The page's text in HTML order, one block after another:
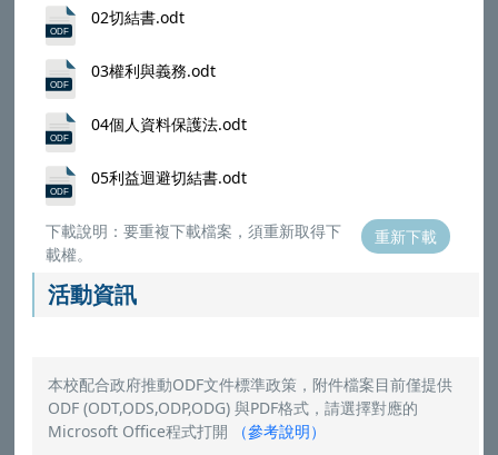
02切結書.odt
03權利與義務.odt
04個人資料保護法.odt
05利益迴避切結書.odt
下載說明：要重複下載檔案，須重新取得下
載權。
重新下載
活動資訊
本校配合政府推動ODF文件標準政策，附件檔案目前僅提供
ODF (ODT,ODS,ODP,ODG) 與PDF格式，請選擇對應的
Microsoft Office程式打開
（參考說明）